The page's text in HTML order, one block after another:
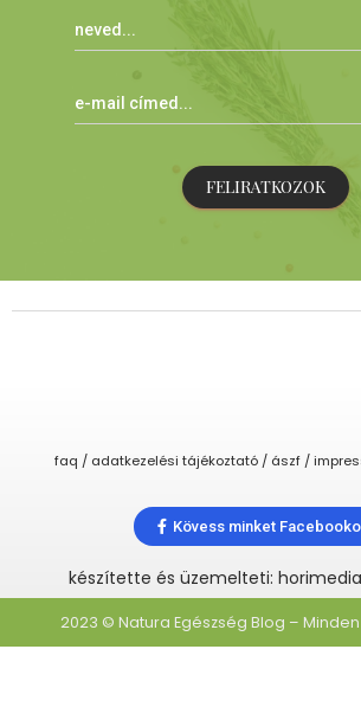
FELIRATKOZOK
faq / adatkezelési tájékoztató / ászf /
Kövess minket
készítette és üzemelteti:
2023 © Natura Egészség Blog –